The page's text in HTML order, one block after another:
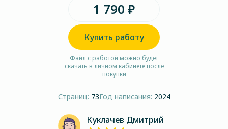
1 790 ₽
Купить работу
Файл с работой можно будет
скачать в личном кабинете после
покупки
Страниц: 73Год написания: 2024
Куклачев Дмитрий